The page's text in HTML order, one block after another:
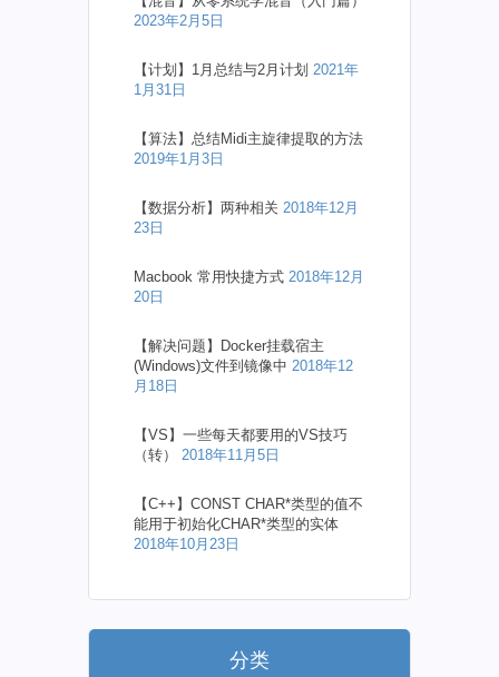
2023年2月5日
【计划】1月总结与2月计划 2021年
1月31日
【算法】总结Midi主旋律提取的方法
2019年1月3日
【数据分析】两种相关 2018年12月
23日
Macbook 常用快捷方式 2018年12月
20日
【解决问题】Docker挂载宿主
(Windows)文件到镜像中 2018年12
月18日
【VS】一些每天都要用的VS技巧
（转）
2018年11月5日
【C++】CONST CHAR*类型的值不
能用于初始化CHAR*类型的实体
2018年10月23日
分类